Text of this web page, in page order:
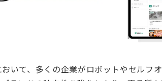
いて、多くの企業がロボットやセルフ